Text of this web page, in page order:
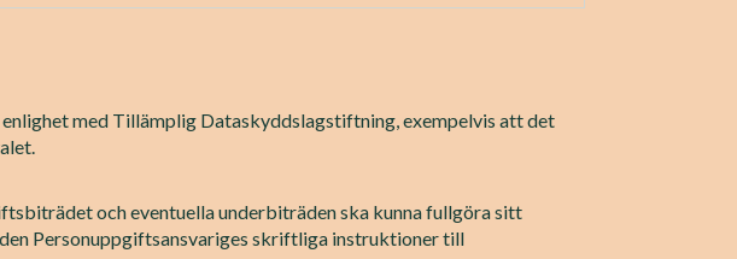
med Tillämplig Dataskyddslagstiftning, exempelvis att det
och eventuella underbiträden ska kunna fullgöra sitt
Personuppgiftsansvariges skriftliga instruktioner till